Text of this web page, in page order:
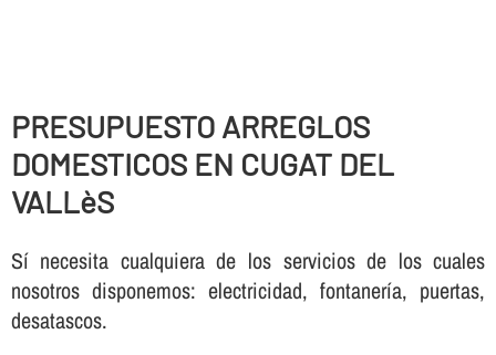
PRESUPUESTO ARREGLOS
DOMESTICOS EN CUGAT DEL
VALLèS
Sí necesita cualquiera de los servicios de los cuales
nosotros disponemos: electricidad, fontanería, puertas,
desatascos.